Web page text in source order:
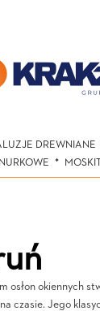
DREWNIANE
osłon
czasie. Jego